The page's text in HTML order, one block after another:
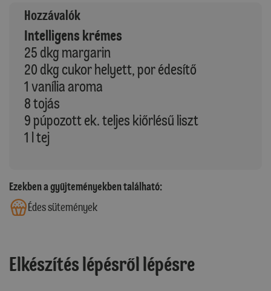
Hozzávalók
Intelligens krémes
25 dkg margarin
20 dkg cukor helyett, por édesítő
1 vanília aroma
8 tojás
9 púpozott ek. teljes kiőrlésű liszt
1 l tej
Ezekben a gyűjteményekben található:
Édes sütemények
Elkészítés lépésről lépésre